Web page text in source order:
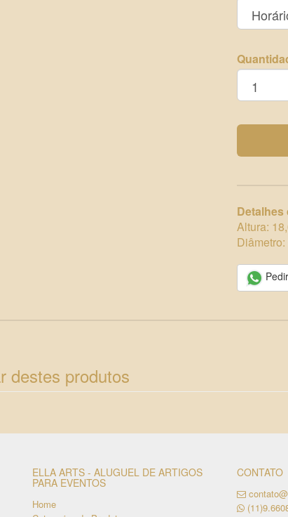
Altura:
destes produtos
ELLA ARTS - ALUGUEL DE ARTIGOS
PARA EVENTOS
Home
CONTATO